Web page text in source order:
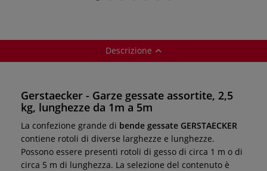
Descrizione
Gerstaecker - Garze gessate assortite, 2,5
kg, lunghezze da 1m a 5m
La confezione grande di bende gessate GERSTAECKER
contiene rotoli di diverse larghezze e lunghezze.
Possono essere presenti rotoli di gesso di circa 1 m o di
circa 5 m di lunghezza. La selezione del contenuto è